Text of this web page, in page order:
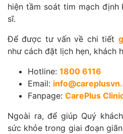
hiện tầm soát tim mạch
sĩ.
Để được tư vấn về chi tiết
như cách đặt lịch hẹn, khách
Hotline: 1800 6116
Email:
Fanpage: CarePlus
Ngoài ra, để giúp Quý
sức khỏe trong giai đoạn